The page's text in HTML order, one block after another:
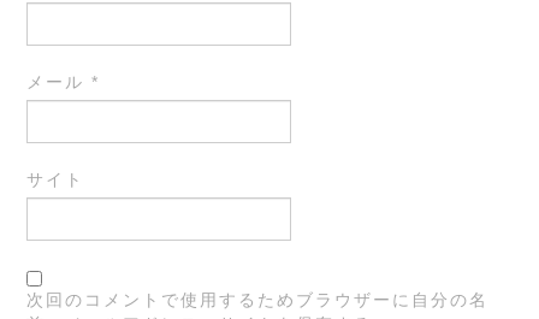
メール*
サイト
次回のコメントで使用するためブラウザーに自分の名